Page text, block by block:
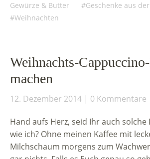
Gewürze & Butter
Geschenke aus
Weihnachten
Weihnachts-
machen
12. Dezember 2014 0 Kommentare
Hand aufs Herz, seid Ihr auch solche
wie ich? Ohne meinen Kaffee mit
Milchschaum morgens zum